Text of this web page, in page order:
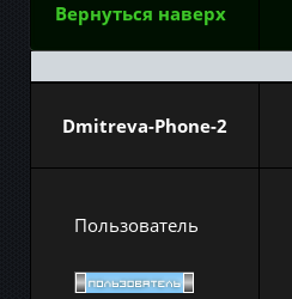
Вернуться наверх
Dmitreva-Phone-2
Пользователь